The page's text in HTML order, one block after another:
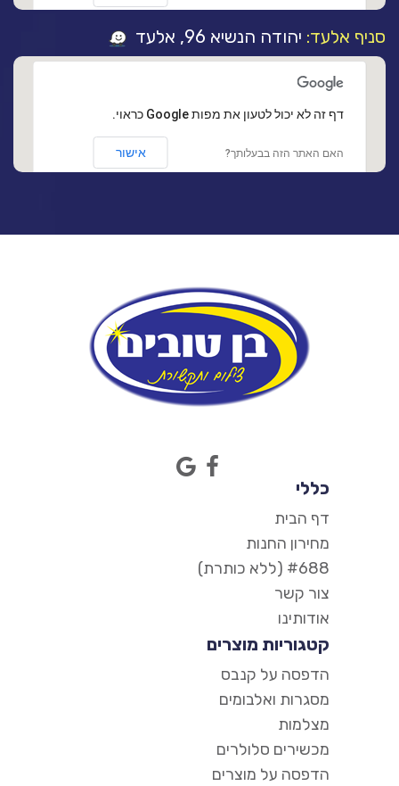
סניף אלעד: יהודה הנשיא 96, אלעד
‏דף זה לא יכול לטעון את מפות Google כראוי.
האם האתר הזה בבעלותך? אישור
כללי
דף הבית
מחירון החנות
#688 (ללא כותרת)
צור קשר
אודותינו
קטגוריות מוצרים
הדפסה על קנבס
מסגרות ואלבומים
מצלמות
מכשירים סלולרים
הדפסה על מוצרים